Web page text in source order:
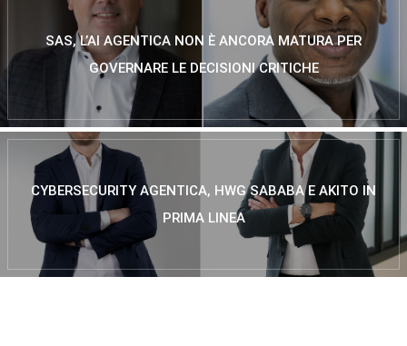
SAS, L’AI AGENTICA NON È ANCORA MATURA PER
GOVERNARE LE DECISIONI CRITICHE
CYBERSECURITY AGENTICA, HWG SABABA E AKITO IN
PRIMA LINEA